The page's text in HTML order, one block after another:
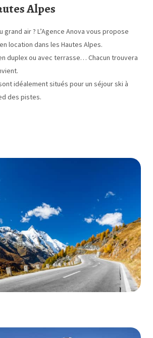
Alpes
grand air ? L’Agence Anova vous propose
location dans les Hautes Alpes.
duplex ou avec terrasse… Chacun trouvera
idéalement situés pour un séjour ski à
des pistes.